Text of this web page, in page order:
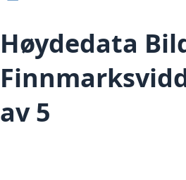
Høydedata
av 5